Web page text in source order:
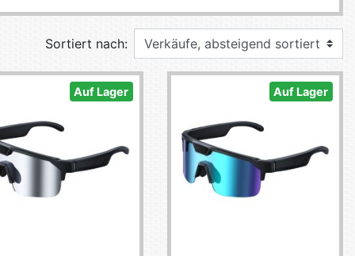
TV ET ACQUISITION VIDÉO
/ PROTECTION TÉLÉPHONE
TABLETTES / SMARTPHONES
TÉLÉPHONIE
CONNECTÉS
Sortiert nach:
Auf Lager Auf Lager